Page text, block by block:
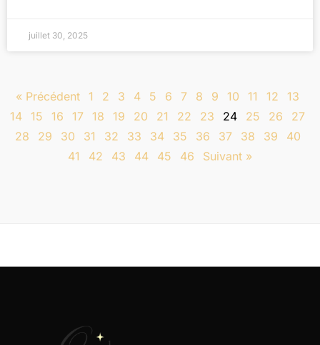
juillet 30, 2025
« Précédent 1 2 3 4 5 6 7 8 9 10 11 12
13
14 15 16 17 18 19 20 21 22 23 24 25 26
27
28
29 30 31 32 33 34 35 36 37 38 39
40
41
42 43 44 45 46 Suivant »